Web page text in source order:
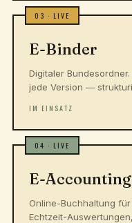
03 · LIVE
E-Binder
Digitaler
jede Version —
IM EINSATZ
04 · LIVE
E-Accounting
Online-Buchhaltung
Echtzeit-